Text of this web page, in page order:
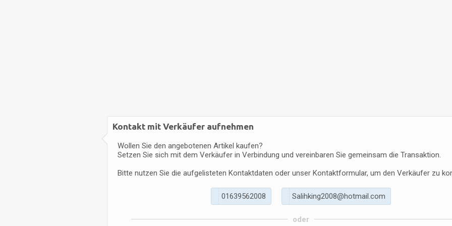
Kontakt mit Verkäufer aufnehmen
Wollen Sie den angebotenen Artikel kaufen?
Setzen Sie sich mit dem Verkäufer in Verbindung und vereinbaren Sie gemeinsam die Transaktion.
Bitte nutzen Sie die aufgelisteten Kontaktdaten oder unser Kontaktformular, um den Verkäufer zu
8
0
0
2
6
5
9
3
6
1
0 m
o
c
.
l
i
a
m
t
o
h
@
8
0
0
2
g
n
i
k
h
i
l
a
S
oder